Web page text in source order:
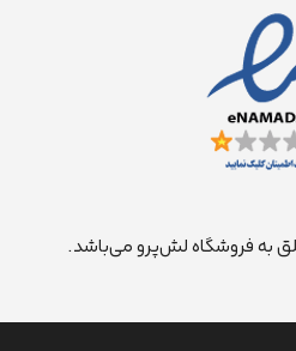
به فروشگاه لش‌پرو می‌باشد.